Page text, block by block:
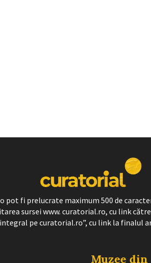
pot fi prelucrate maximum 500 de
sursei www. curatorial.ro, cu link
integral pe curatorial.ro”, cu link la finalul
Muzee din